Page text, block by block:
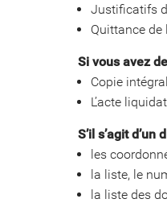
Justificatifs
Quittance de
Si vous avez
Copie
L’acte
S’il s’agit
les
la liste, le
la liste des